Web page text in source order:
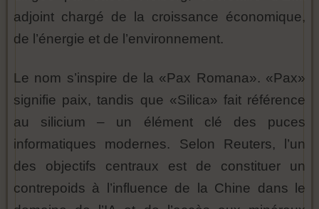
adjoint chargé de la croissance économique,
de l’énergie et de l’environnement.
Le nom s’inspire de la «Pax Romana». «Pax»
signifie paix, tandis que «Silica» fait référence
au silicium – un élément clé des puces
informatiques modernes. Selon Reuters, l’un
des objectifs centraux est de constituer un
contrepoids à l’influence de la Chine dans le